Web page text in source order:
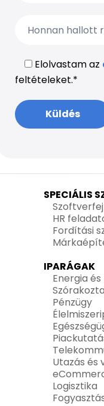
Elolvastam az
feltételeket.*
SPECIÁLIS
HR
Fordítási
IPARÁGAK
Energia
Pénzügy
Utazás és
Logisztika